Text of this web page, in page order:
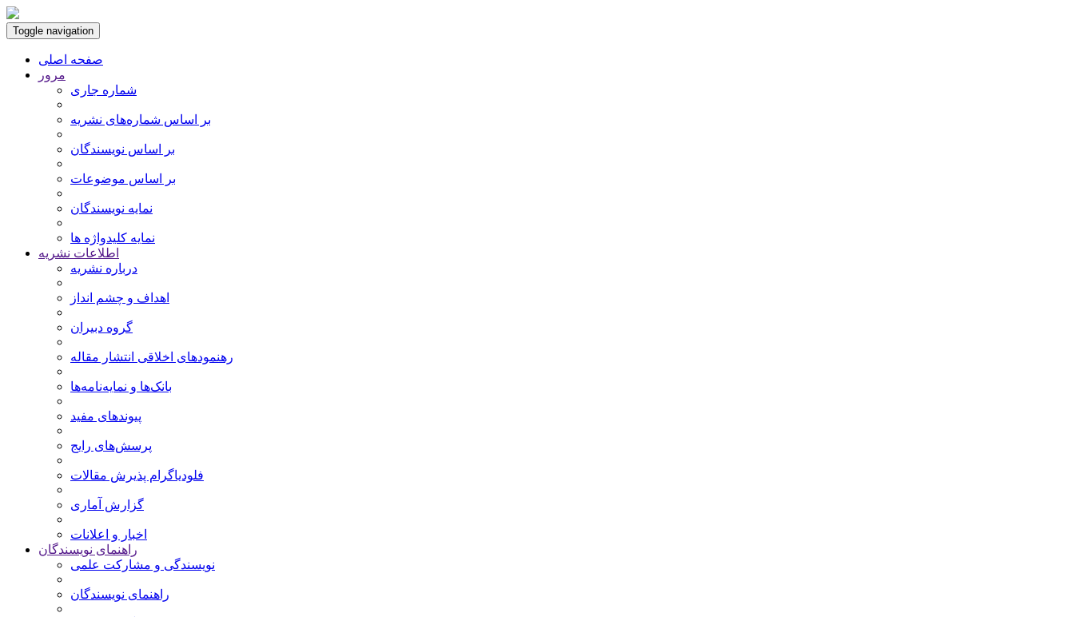
Toggle navigation
صفحه اصلی
مرور
شماره جاری
بر اساس شماره‌های نشریه
بر اساس نویسندگان
بر اساس موضوعات
نمایه نویسندگان
نمایه کلیدواژه ها
اطلاعات نشریه
درباره نشریه
اهداف و چشم انداز
گروه دبیران
رهنمودهای اخلاقی انتشار مقاله
بانک‌ها و نمایه‌‌نامه‌ها
پیوندهای مفید
پرسش‌های رایج
فلودیاگرام پذیرش مقالات
گزارش آماری
اخبار و اعلانات
راهنمای نویسندگان
نویسندگی و مشارکت علمی
راهنمای نویسندگان